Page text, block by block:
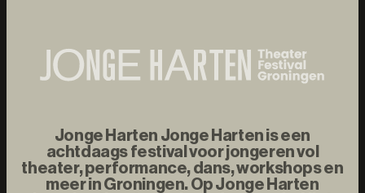
Jonge Harten Jonge Harten is een
achtdaags festival voor jongeren vol
theater, performance, dans, workshops en
meer in Groningen. Op Jonge Harten